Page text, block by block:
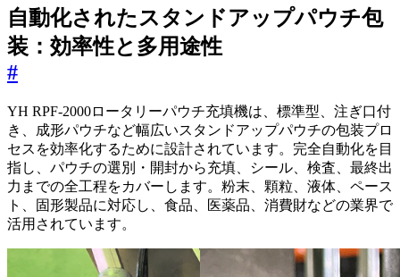
自動化されたスタンドアップパウチ包
装：効率性と多用途性
#
YH RPF-2000ロータリーパウチ充填機は、標準型、注ぎ口付
き、成形パウチなど幅広いスタンドアップパウチの包装プロ
セスを効率化するために設計されています。完全自動化を目
指し、パウチの選別・開封から充填、シール、検査、最終出
力までの全工程をカバーします。粉末、顆粒、液体、ペース
ト、固形製品に対応し、食品、医薬品、消費財などの業界で
活用されています。